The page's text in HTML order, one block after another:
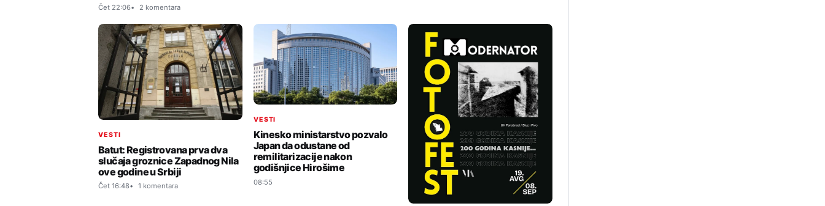
Čet 22:06 2 komentara
VESTI
Batut: Registrovana prva dva
slučaja groznice Zapadnog Nila
ove godine u Srbiji
Čet 16:48 1 komentara
VESTI
Kinesko ministarstvo pozvalo
Japan da odustane od
remilitarizacije nakon
godišnjice Hirošime
08:55